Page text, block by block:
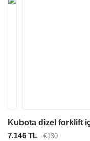
Kubota dizel forklift
7.146 TL
€130